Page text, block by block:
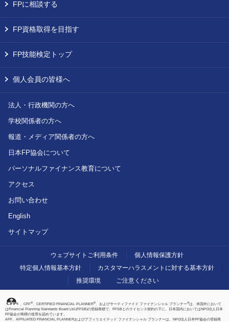
FPに相談する
FP資格取得を目指す
FP技能検定トップ
個人会員の皆様へ
法人・行政機関の方へ
学校関係者の方へ
報道・メディア関係者の方へ
日本FP協会について
パーソナルファイナンス教育について
アクセス
お問い合わせ
English
サイトマップ
ウェブサイトご利用条件
個人情報保護方針
特定個人情報基本方針
カスタマーハラスメントに対する基本方針
推奨環境
ご注意ください
、CFP®、CERTIFIED FINANCIAL PLANNER®、およびサーティファイド ファイナンシャル プランナー®は、米国外において
はFinancial Planning Standards Board Ltd.(FPSB)の登録商標で、FPSBとのライセンス契約の下に、日本国内においてはNPO法人日本
FP協会が商標の使用を認めています。
AFP、AFFILIATED FINANCIAL PLANNERおよびアフィリエイテッド ファイナンシャル プランナーは、NPO法人日本FP協会の登録商